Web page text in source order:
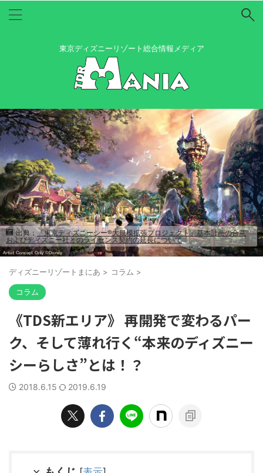
東京ディズニーリゾート総合情報メディア
出典：「東京ディズニーシー®大規模拡張プロジェクト」基本計画の合意
およびディズニー社とのライセンス契約の延長について
ディズニーリゾートまにあ > コラム >
コラム
《TDS新エリア》 再開発で変わるパー
ク、そして薄れ行く“本来のディズニー
シーらしさ”とは！？
2018.6.15 2019.6.19